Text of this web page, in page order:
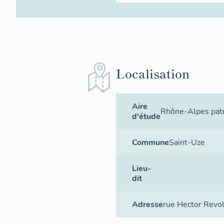
Localisation
Aire
d'étudeRhône-Alpes
CommuneSaint-Uze
Lieu-
dit
Adresserue Hector Revol